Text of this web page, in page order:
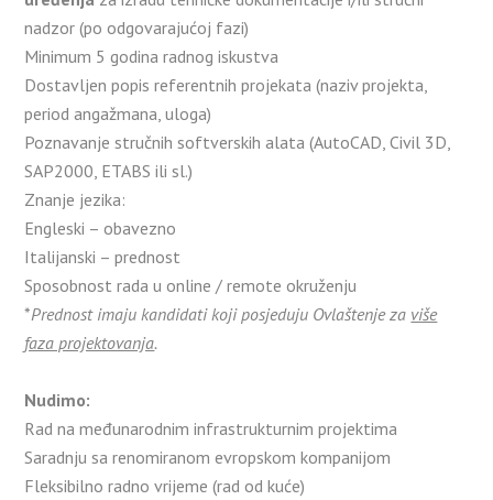
nadzor (po odgovarajućoj fazi)
Minimum 5 godina radnog iskustva
Dostavljen popis referentnih projekata (naziv projekta,
period angažmana, uloga)
Poznavanje stručnih softverskih alata (AutoCAD, Civil 3D,
SAP2000, ETABS ili sl.)
Znanje jezika:
Engleski – obavezno
Italijanski – prednost
Sposobnost rada u online / remote okruženju
*Prednost imaju kandidati koji posjeduju Ovlaštenje za više
faza projektovanja.
Nudimo:
Rad na međunarodnim infrastrukturnim projektima
Saradnju sa renomiranom evropskom kompanijom
Fleksibilno radno vrijeme (rad od kuće)